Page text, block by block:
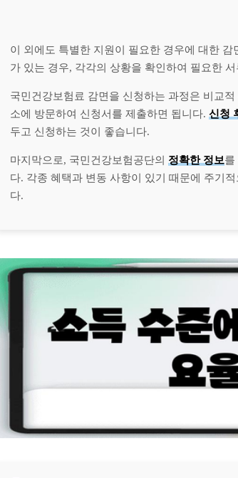
이 외에도 특별한 지원이 필요한 경우에 대한 감
가 있는 경우, 각각의 상황을 확인하여 필요한
국민건강보험료 감면을 신청하는 과정은 비교
소에 방문하여 신청서를 제출하면 됩니다. 신청
두고 신청하는 것이 좋습니다.
마지막으로, 국민건강보험공단의 정확한 정보를
다. 각종 혜택과 변동 사항이 있기 때문에 주기
다.